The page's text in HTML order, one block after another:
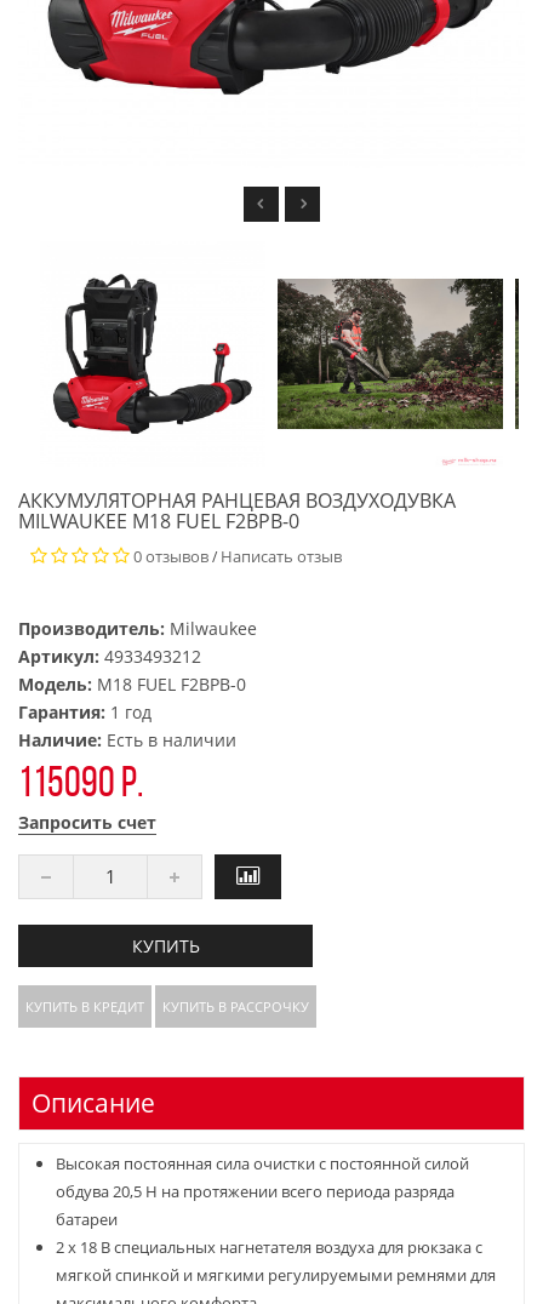
АККУМУЛЯТОРНАЯ РАНЦЕВАЯ ВОЗДУХОДУВКА
MILWAUKEE M18 FUEL F2BPB-0
0 отзывов/ Написать отзыв
Производитель: Milwaukee
Артикул: 4933493212
Модель: M18 FUEL F2BPB-0
Гарантия: 1 год
Наличие: Есть в наличии
115090 р.
Запросить счет
КУПИТЬ
КУПИТЬ В КРЕДИТ КУПИТЬ В РАССРОЧКУ
Описание
Высокая постоянная сила очистки с постоянной силой
обдува 20,5 Н на протяжении всего периода разряда
батареи
2 x 18 В специальных нагнетателя воздуха для рюкзака с
мягкой спинкой и мягкими регулируемыми ремнями для